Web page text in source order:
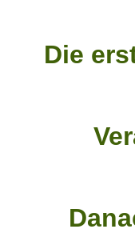
Die